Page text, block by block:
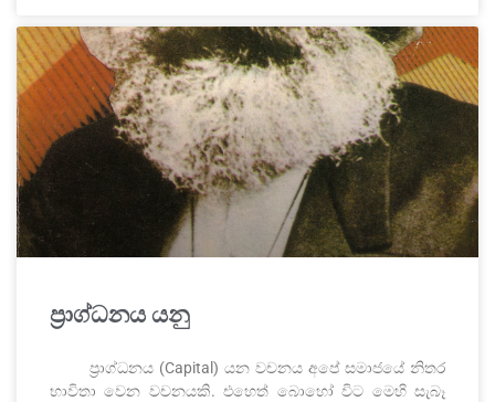
ප්‍රාග්ධනය යනු
ප්‍රාග්ධනය (Capital) යන වචනය අපේ සමාජයේ නිතර
භාවිතා වෙන වචනයකි. එහෙත් බොහෝ විට මෙහි සැබෑ